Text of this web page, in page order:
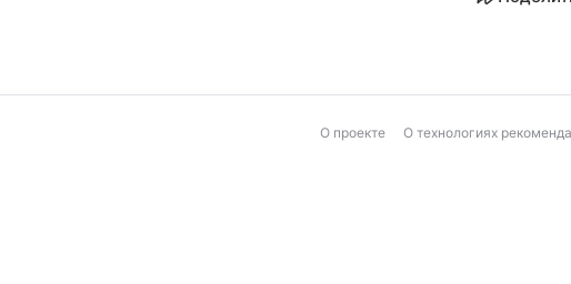
О проекте О технологиях